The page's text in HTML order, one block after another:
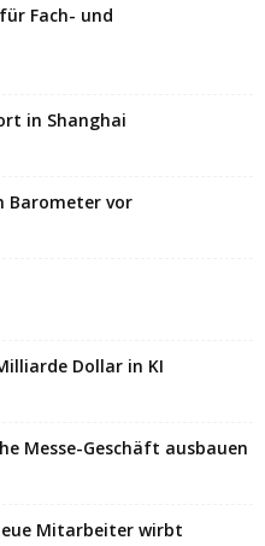
Fach- und
in Shanghai
Barometer vor
Dollar in KI
Messe-Geschäft ausbauen
Mitarbeiter wirbt